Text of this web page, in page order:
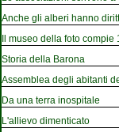
Anche gli alberi hanno
Il museo della foto compie
Storia della Barona
Assemblea degli abitanti
Da una terra inospitale
L'allievo dimenticato